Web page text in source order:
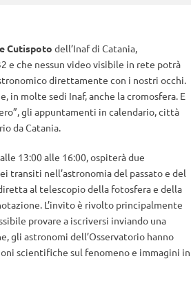
Cutispoto dell’Inaf di Catania,
e che nessun video visibile in rete potrà
direttamente con i nostri occhi.
in molte sedi Inaf, anche la cromosfera. E
gli appuntamenti in calendario, città
da Catania.
13:00 alle 16:00, ospiterà due
transiti nell’astronomia del passato e del
al telescopio della fotosfera e della
L’invito è rivolto principalmente
provare a iscriversi inviando una
gli astronomi dell’Osservatorio hanno
scientifiche sul fenomeno e immagini in